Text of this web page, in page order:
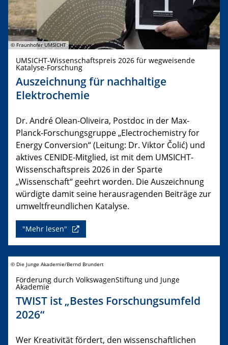
© Fraunhofer UMSICHT
UMSICHT-Wissenschaftspreis 2026 für wegweisende
Katalyse-Forschung
Auszeichnung für nachhaltige
Elektrochemie
Dr. André Olean-Oliveira, Postdoc in der Max-
Planck-Forschungsgruppe „Electrochemistry for
Energy Conversion“ (Leitung: Dr. Viktor Čolić) und
aktives CENIDE-Mitglied, ist mit dem UMSICHT-
Wissenschaftspreis 2026 in der Sparte
„Wissenschaft“ geehrt worden. Die Auszeichnung
würdigte damit seine herausragenden Beiträge zur
umweltfreundlichen Katalyse.
"Mehr lesen"
© Die Junge Akademie/Bernd Brundert
Förderung durch VolkswagenStiftung und Junge
Akademie
TWIST ist „Bestes Forschungsumfeld
2026“
Wer Kreativität fördert, den wissenschaftlichen